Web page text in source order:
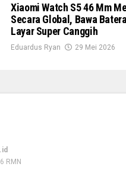
Xiaomi Watch S5 46 Mm
Secara Global, Bawa
Layar Super Canggih
Eduardus Ryan 29 Mei 2026
RMN